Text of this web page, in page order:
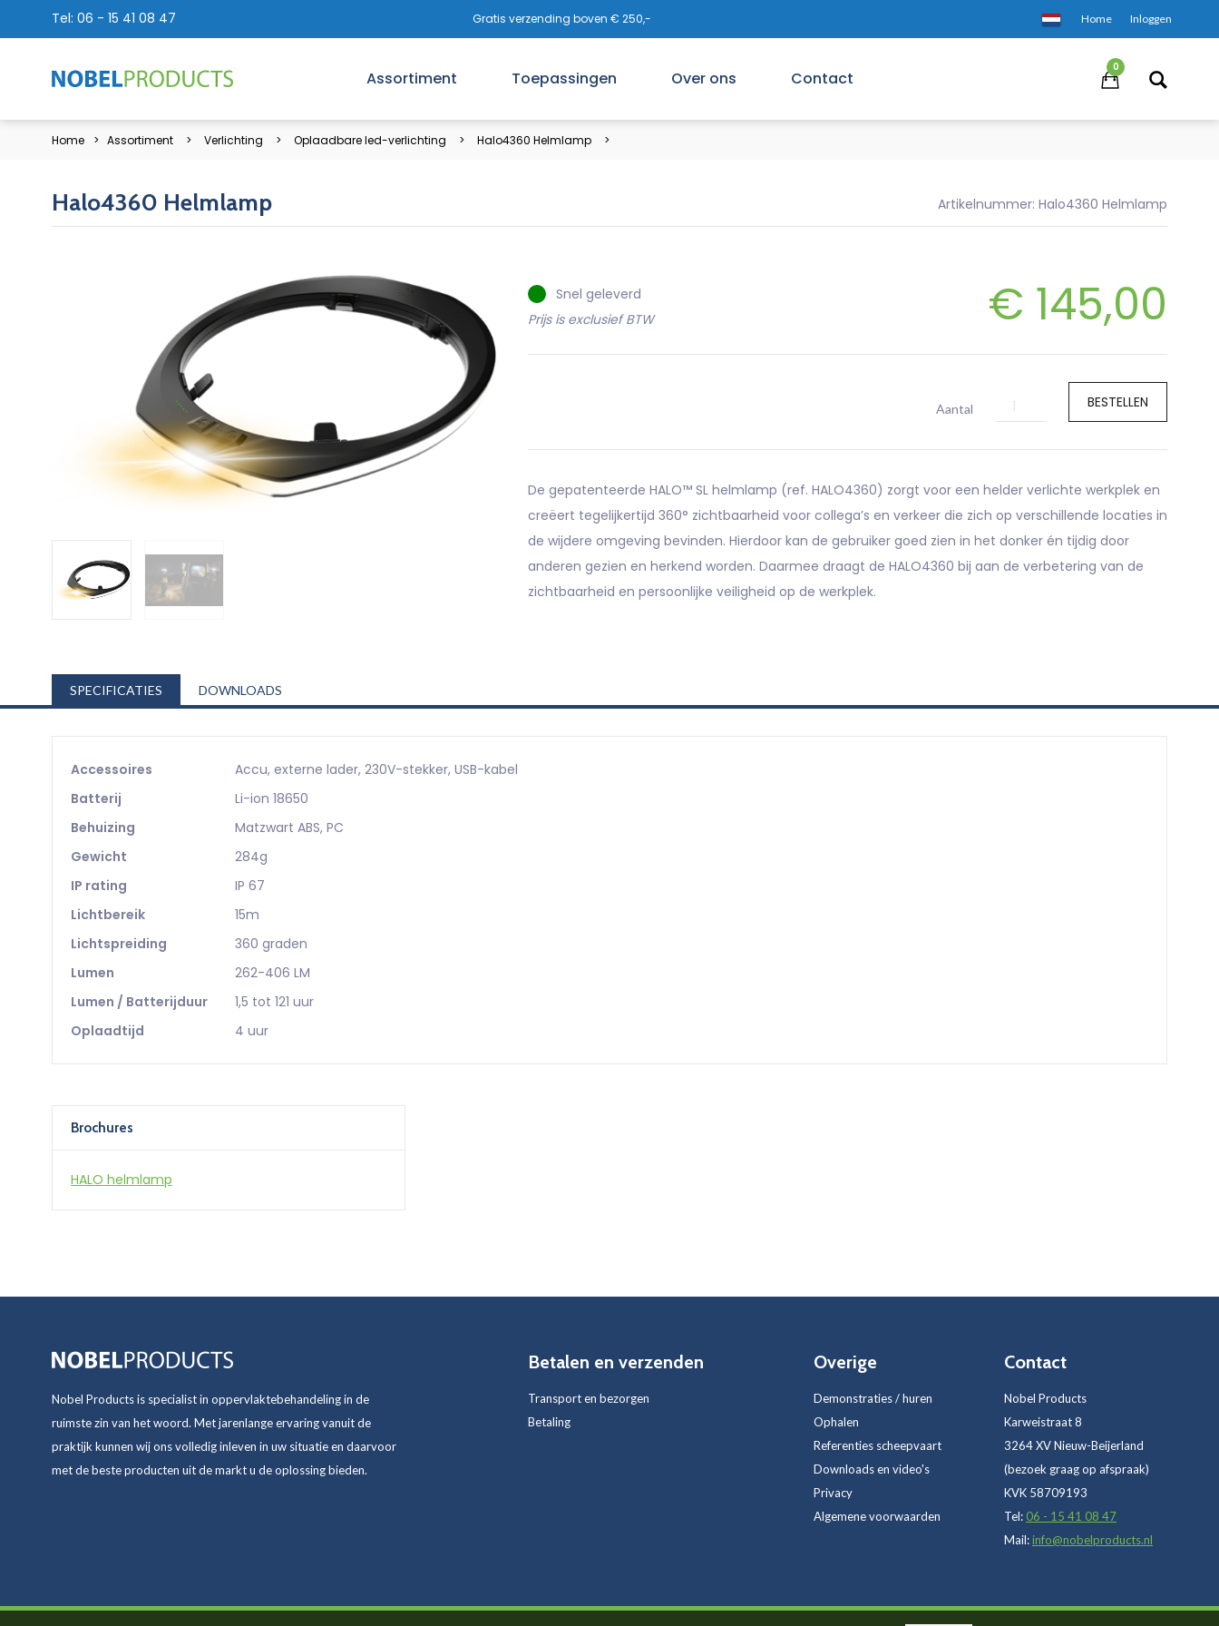
Tel: 06 - 15 41 08 47 Gratis verzending boven € 250,- Home Inloggen
Assortiment Toepassingen Over ons Contact
0
Home Assortiment Verlichting Oplaadbare led-verlichting Halo4360 Helmlamp
Halo4360 Helmlamp Artikelnummer: Halo4360 Helmlamp
Snel geleverd
Prijs is exclusief BTW
€ 145,00
Aantal BESTELLEN
De gepatenteerde HALO™ SL helmlamp (ref. HALO4360) zorgt voor een helder verlichte werkplek en
creëert tegelijkertijd 360° zichtbaarheid voor collega’s en verkeer die zich op verschillende locaties in
de wijdere omgeving bevinden. Hierdoor kan de gebruiker goed zien in het donker én tijdig door
anderen gezien en herkend worden. Daarmee draagt de HALO4360 bij aan de verbetering van de
zichtbaarheid en persoonlijke veiligheid op de werkplek.
SPECIFICATIES DOWNLOADS
Accessoires
Accu, externe lader, 230V-stekker, USB-kabel
Batterij
Li-ion 18650
Behuizing
Matzwart ABS, PC
Gewicht
284g
IP rating
IP 67
Lichtbereik
15m
Lichtspreiding
360 graden
Lumen
262-406 LM
Lumen / Batterijduur
1,5 tot 121 uur
Oplaadtijd
4 uur
Brochures
HALO helmlamp
Nobel Products is specialist in oppervlaktebehandeling in de
ruimste zin van het woord. Met jarenlange ervaring vanuit de
praktijk kunnen wij ons volledig inleven in uw situatie en daarvoor
met de beste producten uit de markt u de oplossing bieden.
Betalen en verzenden
Transport en bezorgen
Betaling
Overige
Demonstraties / huren
Ophalen
Referenties scheepvaart
Downloads en video's
Privacy
Algemene voorwaarden
Contact
Nobel Products
Karweistraat 8
3264 XV Nieuw-Beijerland
(bezoek graag op afspraak)
KVK 58709193
Tel: 06 - 15 41 08 47
Mail: info@nobelproducts.nl